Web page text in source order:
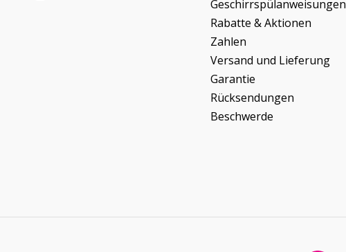
Geschirrspülanweisungen
Rabatte & Aktionen
Zahlen
Versand und Lieferung
Garantie
Rücksendungen
Beschwerde